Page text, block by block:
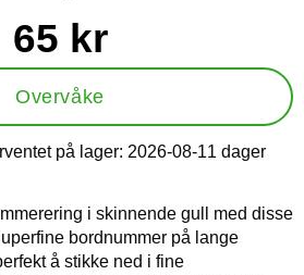
Bordnummer på Pinne Gull
pris
65 kr
Overvåke
på lager: 2026-08-11 dager
i skinnende gull med disse
bordnummer på lange
å stikke ned i fine